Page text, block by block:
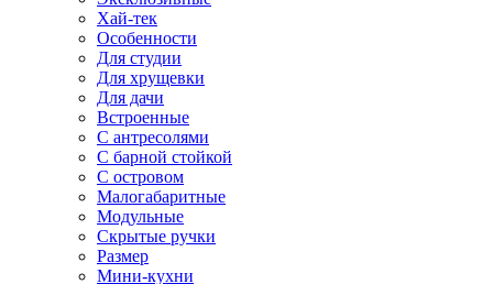
Хай-тек
Особенности
Для студии
Для хрущевки
Для дачи
Встроенные
С антресолями
С барной стойкой
С островом
Малогабаритные
Модульные
Скрытые ручки
Размер
Мини-кухни